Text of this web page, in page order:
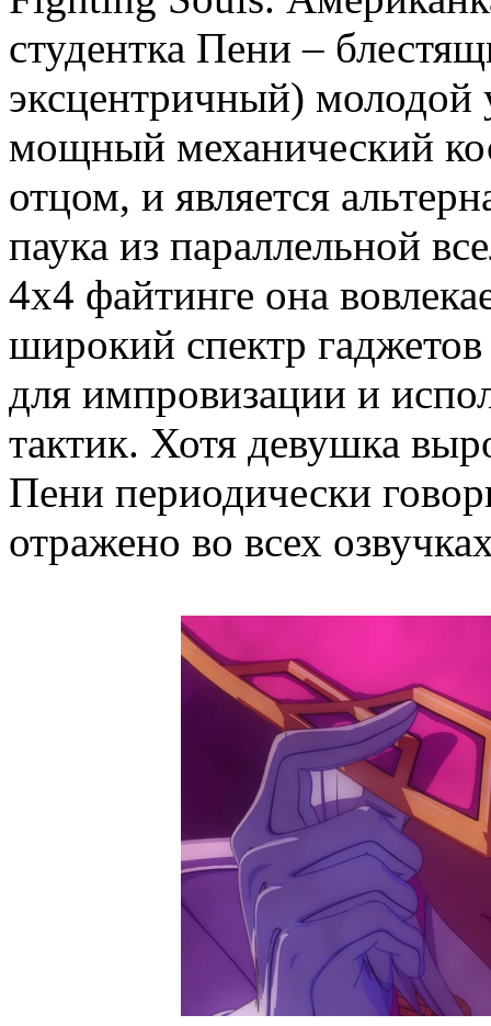
студентка Пени –
эксцентричный)
мощный механический
отцом, и является
паука из параллельной
4x4 файтинге она
широкий спектр
для импровизации и
тактик. Хотя девушка
Пени периодически
отражено во всех